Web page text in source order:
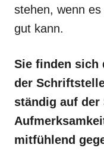
stehen, wenn
gut kann.
Sie finden sich
der
ständig auf der
mitfühlend